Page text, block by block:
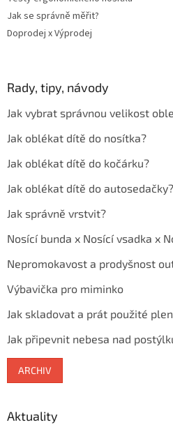
Jak se správně měřit?
Doprodej x Výprodej
Rady, tipy, návody
Jak vybrat správnou velikost
Jak oblékat dítě do nosítka?
Jak oblékat dítě do kočárku?
Jak oblékat dítě do autosedačky?
Jak správně vrstvit?
Nosící bunda x Nosící vsadka x
Nepromokavost a prodyšnost
Výbavička pro miminko
Jak skladovat a prát použité
Jak připevnit nebesa nad
ARCHIV
Aktuality